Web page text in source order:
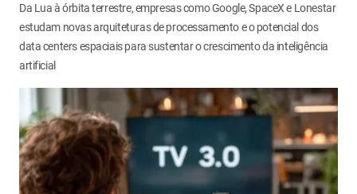
Da Lua à órbita terrestre, empresas como Google, SpaceX e Lonestar
estudam novas arquiteturas de processamento e o potencial dos
data centers espaciais para sustentar o crescimento da inteligência
artificial